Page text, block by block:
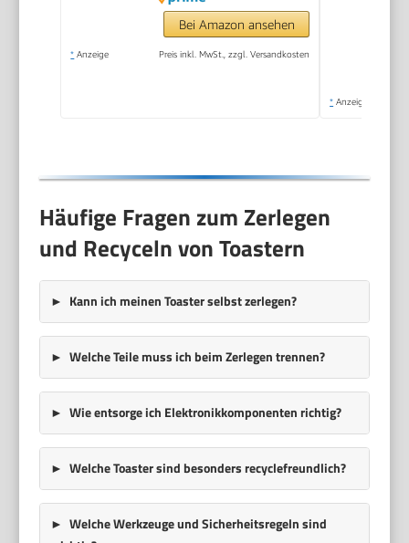
Bei Amazon ansehen
* Anzeige Preis inkl. MwSt., zzgl. Versandkosten
* Anzeige
Häufige Fragen zum Zerlegen
und Recyceln von Toastern
Kann ich meinen Toaster selbst zerlegen?
Welche Teile muss ich beim Zerlegen trennen?
Wie entsorge ich Elektronikkomponenten richtig?
Welche Toaster sind besonders recyclefreundlich?
Welche Werkzeuge und Sicherheitsregeln sind